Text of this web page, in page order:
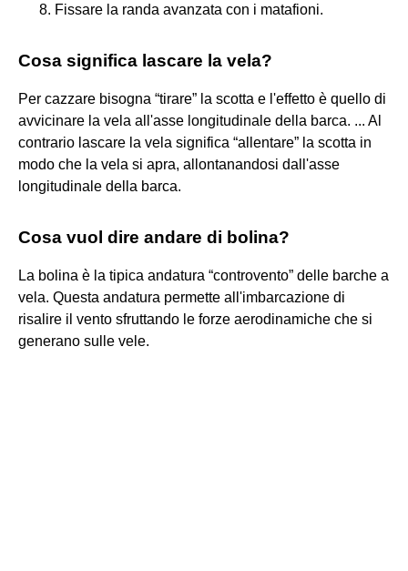
Fissare la randa avanzata con i matafioni.
Cosa significa lascare la vela?
Per cazzare bisogna “tirare” la scotta e l'effetto è quello di
avvicinare la vela all'asse longitudinale della barca. ... Al
contrario lascare la vela significa “allentare” la scotta in
modo che la vela si apra, allontanandosi dall'asse
longitudinale della barca.
Cosa vuol dire andare di bolina?
La bolina è la tipica andatura “controvento” delle barche a
vela. Questa andatura permette all'imbarcazione di
risalire il vento sfruttando le forze aerodinamiche che si
generano sulle vele.